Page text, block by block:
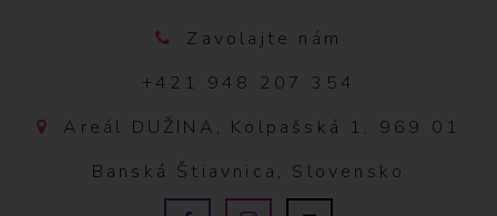
Zavolajte nám
+421 948 207 354
Areál DUŽINA, Kolpašská 1, 969 01
Banská Štiavnica, Slovensko